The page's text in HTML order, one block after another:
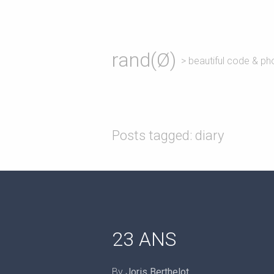
rand(Ø) > beautiful code &
Posts tagged: diary
23 ANS